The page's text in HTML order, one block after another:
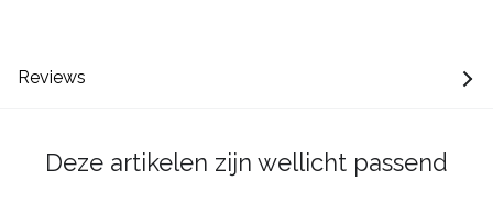
Reviews
Deze artikelen zijn wellicht passend